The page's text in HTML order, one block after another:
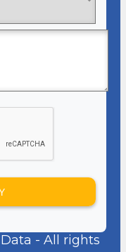
- All rights